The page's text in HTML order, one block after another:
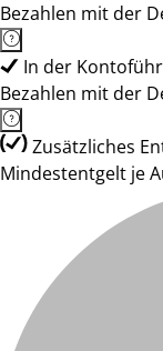
Bezahlen mit der
In der
Bezahlen mit der
Zusätzliches
Mindestentgelt je